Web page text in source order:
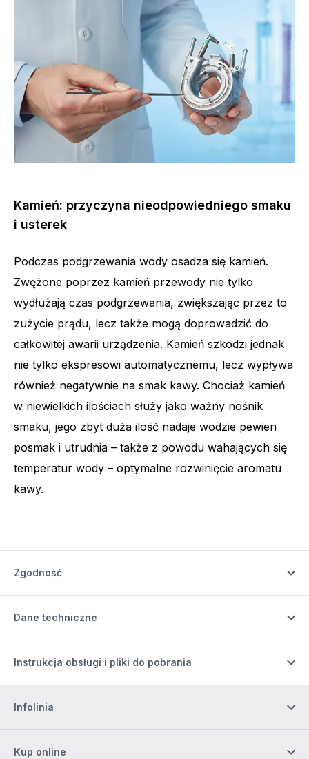
Kamień: przyczyna nieodpowiedniego smaku
i usterek
Podczas podgrzewania wody osadza się kamień.
Zwężone poprzez kamień przewody nie tylko
wydłużają czas podgrzewania, zwiększając przez to
zużycie prądu, lecz także mogą doprowadzić do
całkowitej awarii urządzenia. Kamień szkodzi jednak
nie tylko ekspresowi automatycznemu, lecz wypływa
również negatywnie na smak kawy. Chociaż kamień
w niewielkich ilościach służy jako ważny nośnik
smaku, jego zbyt duża ilość nadaje wodzie pewien
posmak i utrudnia – także z powodu wahających się
temperatur wody – optymalne rozwinięcie aromatu
kawy.
Zgodność
Dane techniczne
Instrukcja obsługi i pliki do pobrania
Infolinia
Kup online